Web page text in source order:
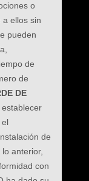
o
a ellos sin
pueden
de
de
DE
el
de
anterior,
con